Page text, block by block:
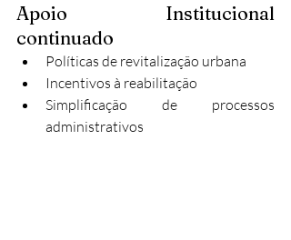
Apoio Institucional
continuado
Políticas de revitalização urbana
Incentivos à reabilitação
Simplificação de processos
administrativos